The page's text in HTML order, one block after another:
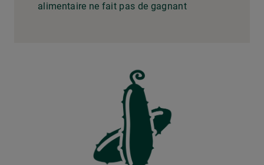
alimentaire ne fait pas de gagnant